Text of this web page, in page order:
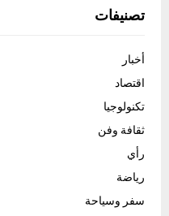
تصنيفات
أخبار
اقتصاد
تكنولوجيا
ثقافة وفن
رأي
رياضة
سفر وسياحة